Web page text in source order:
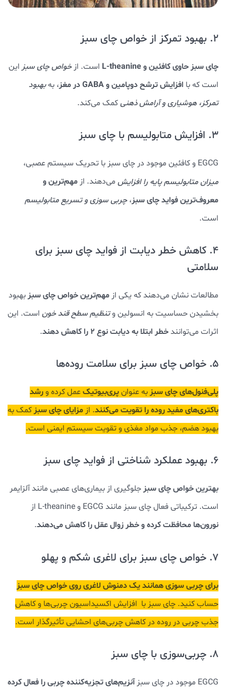
2. بهبود تمرکز از خواص چای سبز
چای سبز حاوی کافئین و L-theanine است. ازخواص چای سبز این
است که با افزایش ترشح دوپامین و GABA در مغز ، بهبهبود
تمرکز، هوشیاری و آرامش ذهنیکمک می‌کند.
3. افزایش متابولیسم با چای سبز
EGCG و کافئین موجود در چای سبز با تحریک سیستم عصبی،
میزان متابولیسم پایه را افزایش می‌دهند. ازمهم‌ترین و
معروف‌ترین فواید چای سبز،چربی سوزی و تسریع متابولیسم
است.
4. کاهش خطر دیابت از فواید چای سبز برای
سلامتی
مطالعات نشان می‌دهند که یکی از مهم‌ترین خواص چای سبزبهبود
بخشیدن حساسیت به انسولین وتنظیم سطح قند خون است. این
اثرات می‌توانندخطر ابتلا به دیابت نوع 2 را کاهش دهند .
5. خواص چای سبز برای سلامت روده‌ها
پلی‌فنول‌های چای سبزبه عنوانپری‌بیوتیکعمل کرده ورشد
باکتری‌های مفید روده را تقویت می‌کنند. از مزایای چای سبزکمک به
بهبود هضم، جذب مواد مغذی و تقویت سیستم ایمنی است.
6. بهبود عملکرد شناختی از فواید چای سبز
بهترین خواص چای سبزجلوگیری از بیماری‌های عصبی مانند آلزایمر
است. ترکیباتی فعال چای سبز مانند EGCG و L-theanine از
نورون‌ها محافظت کرده و خطر زوال عقل را کاهش می‌دهند.
7. خواص چای سبز برای لاغری شکم و پهلو
برای چربی سوزی همانند یک دمنوش لاغری روی خواص چای سبز
حساب کنید. چای سبز با افزایش اکسیداسیون چربی‌ها و کاهش
جذب چربی در روده در کاهش چربی‌های احشایی تأثیرگذار است.
8. چربی‌سوزی با چای سبز
EGCG موجود در چای سبز
آنزیم‌های تجزیه‌کننده چربی را فعال کرده